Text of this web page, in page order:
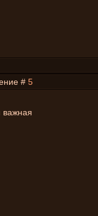
# 5
важная